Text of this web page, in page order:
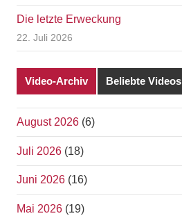
Die letzte Erweckung
22. Juli 2026
Video-Archiv Beliebte Videos
August 2026 (6)
Juli 2026 (18)
Juni 2026 (16)
Mai 2026 (19)